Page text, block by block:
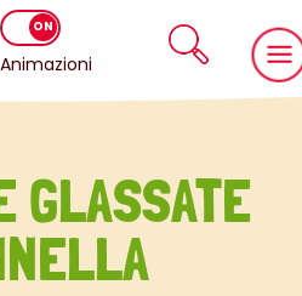
Animazioni
GLASSATE